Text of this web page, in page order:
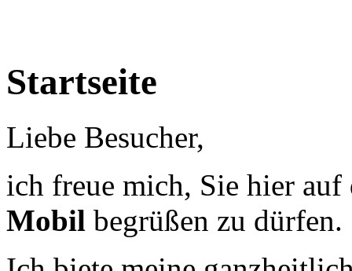
Startseite
Liebe Besucher,
ich freue mich, Sie hier auf
Mobil begrüßen zu dürfen.